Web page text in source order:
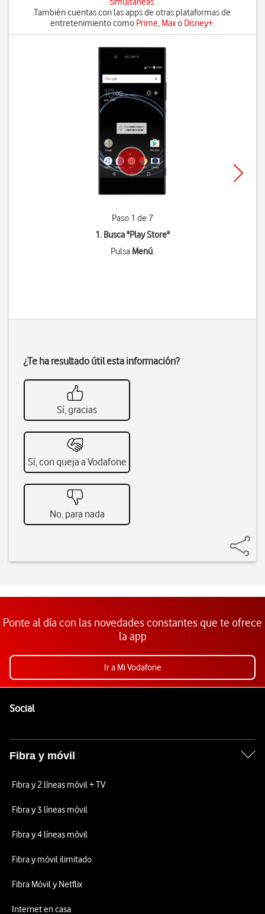
También cuentas con las apps de otras plataformas de
entretenimiento como Prime, Maxo Disney+.
Paso 1 de 7
1. Busca "Play Store"
Pulsa Menú.
¿Te ha resultado útil esta información?
Sí, gracias
Sí, con queja a Vodafone
No, para nada
Ponte al día con las novedades constantes que te ofrece
la app
Ir a Mi Vodafone
SocialEnlaces a las redes sociales de Vodafone
Fibra y móvil
Fibra y 2 líneas móvil + TV
Fibra y 3 líneas móvil
Fibra y 4 líneas móvil
Fibra y móvil ilimitado
Fibra Móvil y Netflix
Internet en casa